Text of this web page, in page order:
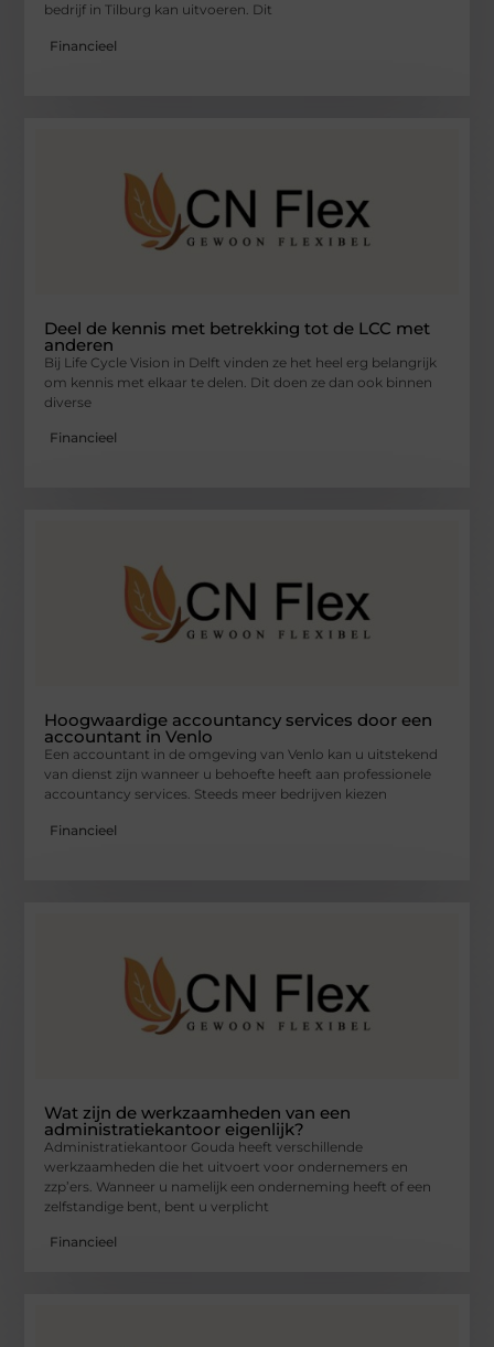
bedrijf in Tilburg kan uitvoeren. Dit
Financieel
Deel de kennis met betrekking tot de LCC met
anderen
Bij Life Cycle Vision in Delft vinden ze het heel erg belangrijk
om kennis met elkaar te delen. Dit doen ze dan ook binnen
diverse
Financieel
Hoogwaardige accountancy services door een
accountant in Venlo
Een accountant in de omgeving van Venlo kan u uitstekend
van dienst zijn wanneer u behoefte heeft aan professionele
accountancy services. Steeds meer bedrijven kiezen
Financieel
Wat zijn de werkzaamheden van een
administratiekantoor eigenlijk?
Administratiekantoor Gouda heeft verschillende
werkzaamheden die het uitvoert voor ondernemers en
zzp’ers. Wanneer u namelijk een onderneming heeft of een
zelfstandige bent, bent u verplicht
Financieel